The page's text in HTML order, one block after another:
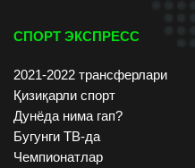
СПОРТ ЭКСПРЕСС
2021-2022 трансферлари
Қизиқарли спорт
Дунёда нима гап?
Бугунги ТВ-да
Чемпионатлар